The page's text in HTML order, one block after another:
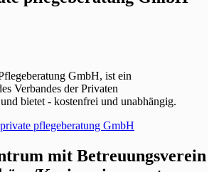
GmbH, ist ein
Verbandes der Privaten
bietet - kostenfrei und unabhängig.
pflegeberatung GmbH
mit Betreuungsverein